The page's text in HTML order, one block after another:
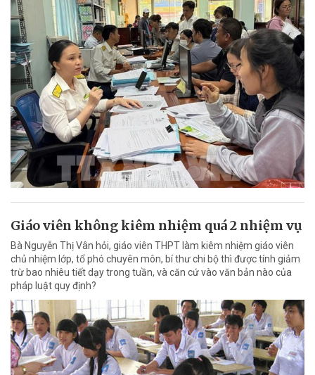
Giáo viên không kiêm nhiệm quá 2 nhiệm vụ
Bà Nguyễn Thị Vân hỏi, giáo viên THPT làm kiêm nhiệm giáo viên
chủ nhiệm lớp, tổ phó chuyên môn, bí thư chi bộ thì được tính giảm
trừ bao nhiêu tiết dạy trong tuần, và căn cứ vào văn bản nào của
pháp luật quy định?